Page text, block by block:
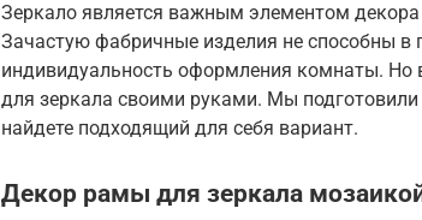
Зеркало является важным элементом
Зачастую фабричные изделия не способны в
индивидуальность оформления комнаты. Но
для зеркала своими руками. Мы
найдете подходящий для себя вариант.
Декор рамы для зеркала